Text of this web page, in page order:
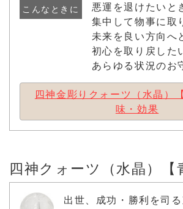
こんなときに
悪運を退けたいと
集中して物事に取
未来を良い方向へ
初心を取り戻した
あらゆる状況のお
四神金彫りクォーツ（水晶）
味・効果
四神クォーツ（水晶）【
出世、成功・勝利を司る